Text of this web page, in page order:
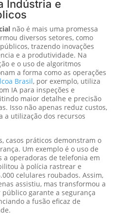
Indústria e
não é mais uma promessa
diversos setores, como
trazendo inovações
e a produtividade. Na
e o uso de algoritmos
a forma como as operações
Brasil, por exemplo, utiliza
IA para inspeções e
maior detalhe e precisão
Isso não apenas reduz custos,
a utilização dos recursos
casos práticos demonstram o
Um exemplo é o uso de
a operadoras de telefonia em
à polícia rastrear e
celulares roubados. Assim,
assistiu, mas transformou a
garante a segurança
a fusão eficaz de